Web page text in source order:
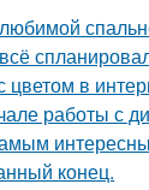
в
работы с
конец.